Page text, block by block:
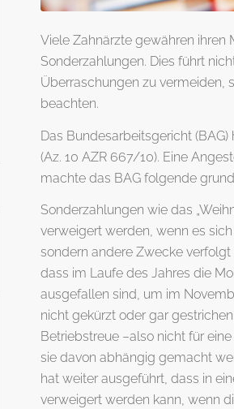
Viele Zahnärzte gewähren ihren
Sonderzahlungen. Dies führt
Überraschungen zu vermeiden,
beachten.
Das Bundesarbeitsgericht
(Az. 10 AZR 667/10). Eine
machte das BAG folgende
Sonderzahlungen wie das
verweigert werden, wenn es
sondern andere Zwecke
dass im Laufe des Jahres die
ausgefallen sind, um im
nicht gekürzt oder gar
Betriebstreue –also nicht für
sie davon abhängig gemacht
hat weiter ausgeführt, dass in
verweigert werden kann, wenn